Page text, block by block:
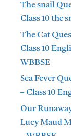
The snail
Class 10 the
The Cat
Class 10
WBBSE
Sea Fever
– Class 10
Our
Lucy Maud